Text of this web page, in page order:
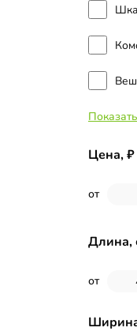
Цена,
от
Длина,
от